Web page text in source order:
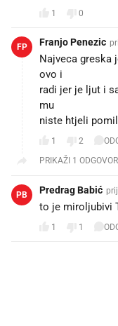
1 0
FP Franjo Penezic
Najveca greska
ovo i
radi jer je ljut i
mu
niste htjeli
1 2
PRIKAŽI 1 ODGOVOR
PB Predrag Babić
to je miroljubivi
1 1